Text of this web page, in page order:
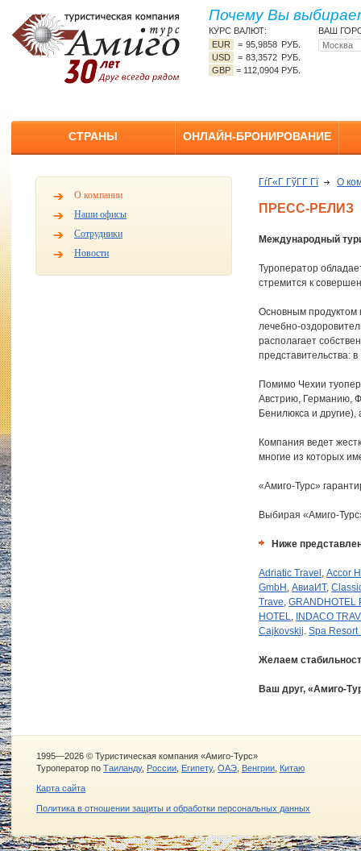
Почему Вы
КУРС ВАЛЮТ:
EUR
=95,9858 РУБ.
USD
=83,3572 РУБ.
GBP = 112,0904 РУБ.
ВАШ
СТРАНЫ ОНЛАЙН-БРОНИРОВАНИЕ
О компании
Наши офисы
Сотрудники
Новости
ГѓГ«Г ГўГ­Г Гї О
ПРЕСС-РЕЛИЗ
Международный
Туроператор
стремится к
Основным продуктом
лечебно-
располагает
представительства:
Помимо Чехии
Австрию, Германию,
Бенилюкса и
Компания ведет
многие из которых
«Амиго-Турс»
Выбирая «Амиго-
Ниже
Adriatic Travel ,Accor
GmbH ,АвиаИТ,
Trave,GRANDHOTEL
HOTEL, INDACO
Cajkovskij.Spa Resort
Желаем
Ваш друг, «Амиго-
1995—2026 © Туристическая компания «Амиго-Турс»
Туроператор по Таиланду, России Египету, ОАЭ Венгрии Китаю
Карта сайта
Политика в отношении защиты и обработки персональных данных